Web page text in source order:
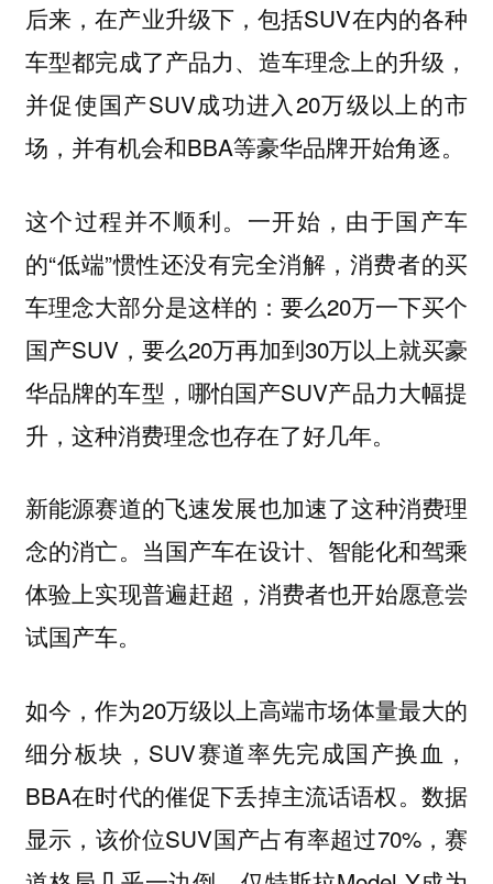
后来，在产业升级下，包括SUV在内的各种
车型都完成了产品力、造车理念上的升级，
并促使国产SUV成功进入20万级以上的市
场，并有机会和BBA等豪华品牌开始角逐。
这个过程并不顺利。一开始，由于国产车
的“低端”惯性还没有完全消解，消费者的买
车理念大部分是这样的：要么20万一下买个
国产SUV，要么20万再加到30万以上就买豪
华品牌的车型，哪怕国产SUV产品力大幅提
升，这种消费理念也存在了好几年。
新能源赛道的飞速发展也加速了这种消费理
念的消亡。当国产车在设计、智能化和驾乘
体验上实现普遍赶超，消费者也开始愿意尝
试国产车。
如今，作为20万级以上高端市场体量最大的
细分板块，SUV赛道率先完成国产换血，
BBA在时代的催促下丢掉主流话语权。数据
显示，该价位SUV国产占有率超过70%，赛